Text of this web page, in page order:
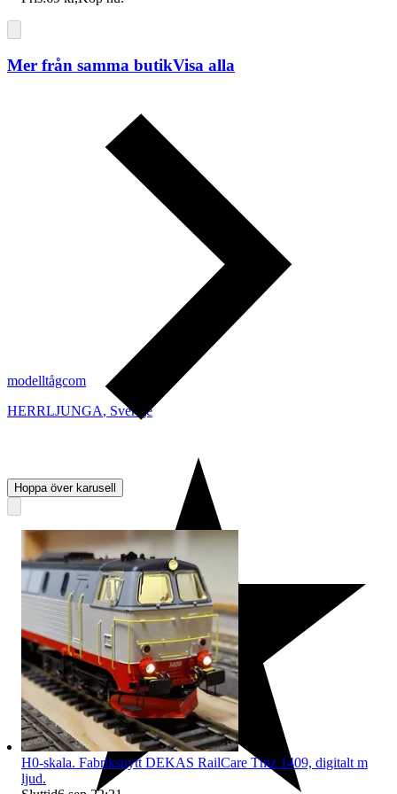
modelltågcom
HERRLJUNGA, Sverige
Mer från samma butikVisa alla
Hoppa över karusell
H0-skala. Fabriksnytt DEKAS RailCare Tmz 1409, digitalt m
ljud.